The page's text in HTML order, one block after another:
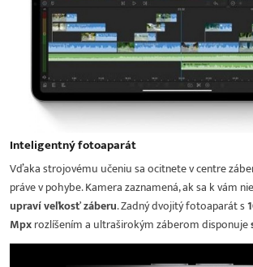
Inteligentný fotoaparát
Vďaka strojovému učeniu sa ocitnete v centre
práve v pohybe. Kamera zaznamená, ak sa k vám
upraví veľkosť záberu. Zadný dvojitý fotoaparát s
Mpxrozlíšením a ultraširokým záberom disponuje